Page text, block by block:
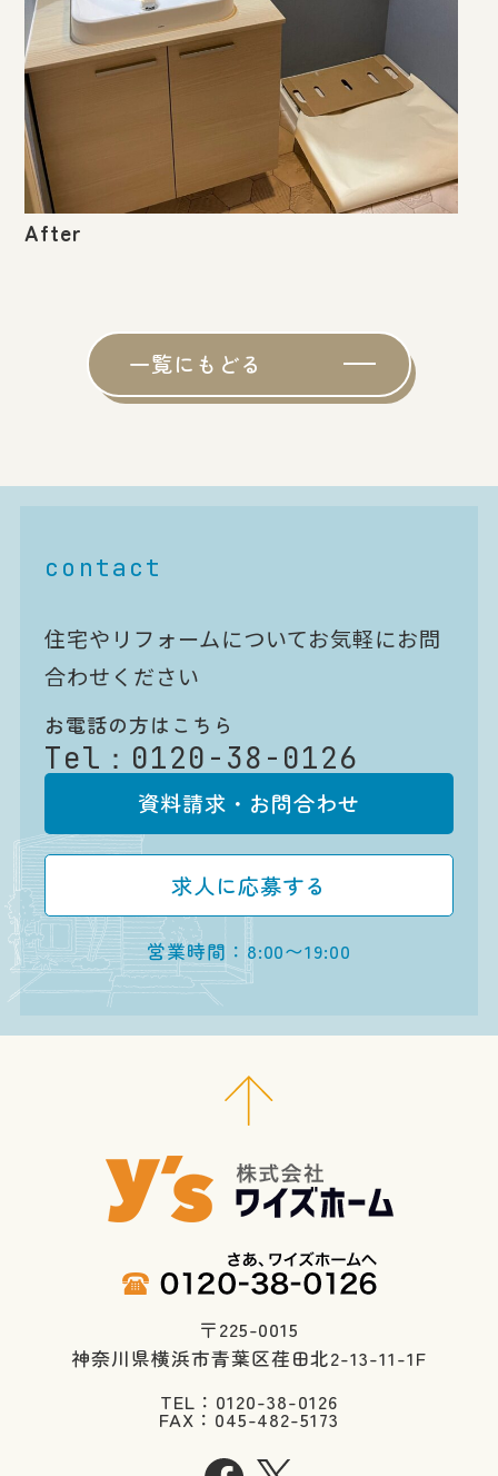
After
一覧にもどる
contact
住宅やリフォームについてお気軽にお問
合わせください
お電話の方はこちら
Tel： 0120-38-0126
資料請求・お問合わせ
求人に応募する
営業時間：8:00〜19:00
〒225-0015
神奈川県横浜市青葉区荏田北2-13-11-1F
TEL：0120-38-0126
FAX：045-482-5173